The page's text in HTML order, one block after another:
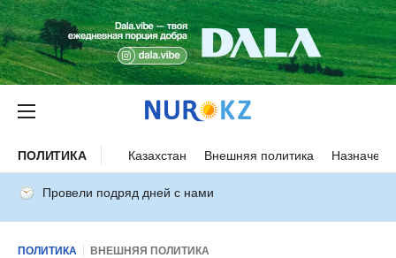
ПОЛИТИКА Казахстан Внешняя политика
Провели подряд дней с нами
ПОЛИТИКА ВНЕШНЯЯ ПОЛИТИКА